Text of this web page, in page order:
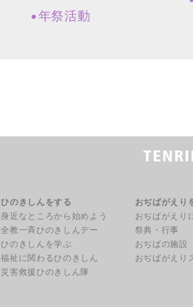
年祭活動
ひのきしんをする
身近なところから始めよう
全教一斉ひのきしんデー
ひのきしんを学ぶ
福祉に関わるひのきしん
災害救援ひのきしん隊
おぢばがえり
おぢばがえり
祭典・行事
おぢばの施設
おぢばがえり